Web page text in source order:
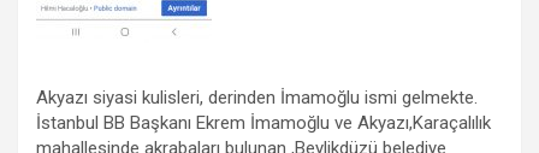
Akyazı siyasi kulisleri, derinden İmamoğlu ismi gelmekte.
İstanbul BB Başkanı Ekrem İmamoğlu ve Akyazı,Karaçalılık
mahallesinde akrabaları bulunan ,Beylikdüzü belediye